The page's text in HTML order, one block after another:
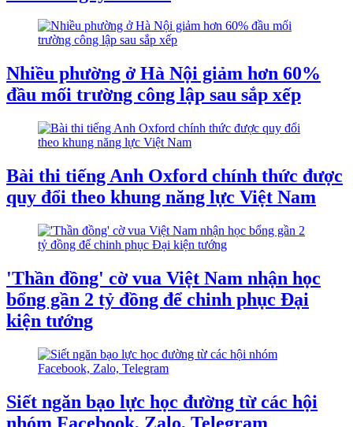
Nhiều phường ở Hà Nội giảm hơn 60%
đầu mối trường công lập sau sắp xếp
Bài thi tiếng Anh Oxford chính thức được
quy đổi theo khung năng lực Việt Nam
'Thần đồng' cờ vua Việt Nam nhận học
bổng gần 2 tỷ đồng để chinh phục Đại
kiện tướng
Siết ngăn bạo lực học đường từ các hội